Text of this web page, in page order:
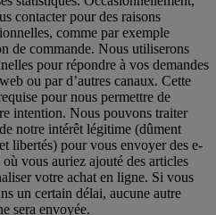
contacter pour des raisons
comme par exemple
de commande. Nous utiliserons
pour répondre à vos demandes
ou par d’autres canaux. Cette
pour nous permettre de
intention. Nous pouvons traiter
notre intérêt légitime (dûment
libertés) pour vous envoyer des e-
vous auriez ajouté des articles
votre achat en ligne. Si vous
un certain délai, aucune autre
sera envoyée.